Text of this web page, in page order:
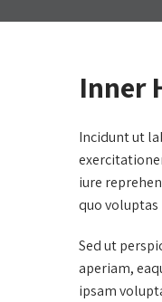
Inner
Incidunt ut
iure
quo
Sed ut
aperiam,
ipsam